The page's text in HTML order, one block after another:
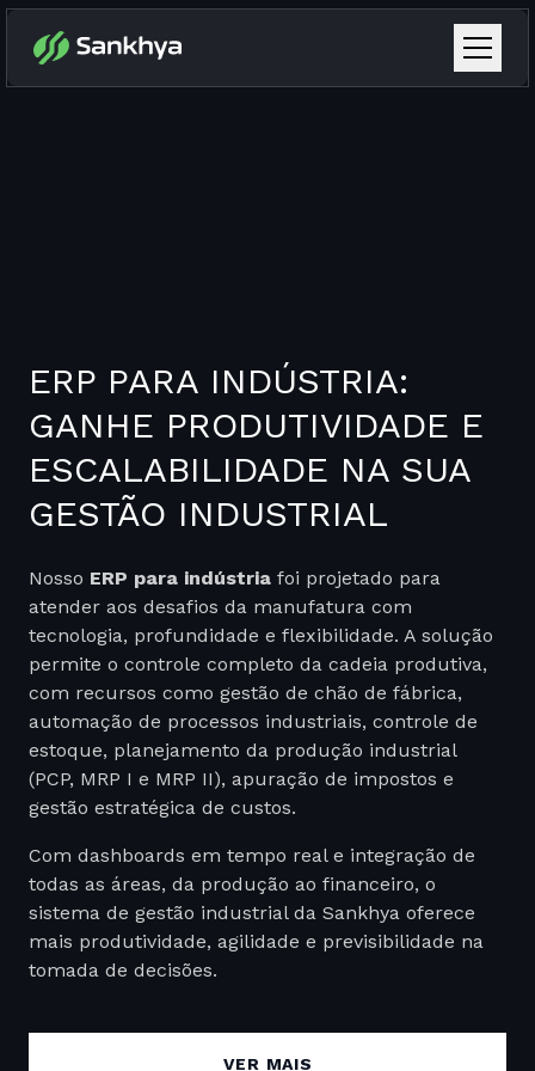
ERP PARA INDÚSTRIA:
GANHE PRODUTIVIDADE E
ESCALABILIDADE NA SUA
GESTÃO INDUSTRIAL
Nosso ERP para indústria foi projetado para
atender aos desafios da manufatura com
tecnologia, profundidade e flexibilidade. A solução
permite o controle completo da cadeia produtiva,
com recursos como gestão de chão de fábrica,
automação de processos industriais, controle de
estoque, planejamento da produção industrial
(PCP, MRP I e MRP II), apuração de impostos e
gestão estratégica de custos.
Com dashboards em tempo real e integração de
todas as áreas, da produção ao financeiro, o
sistema de gestão industrial da Sankhya oferece
mais produtividade, agilidade e previsibilidade na
tomada de decisões.
VER MAIS